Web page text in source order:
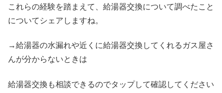
これらの経験を踏まえて、給湯器交換について調べたこと
についてシェアしますね。
→給湯器の水漏れや近くに給湯器交換してくれるガス屋さ
んが分からないときは
給湯器交換も相談できるのでタップして確認してください